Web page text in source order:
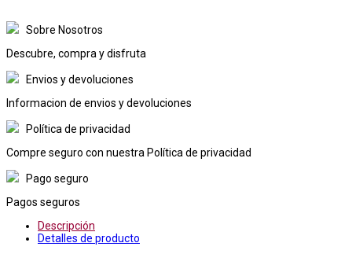
Sobre Nosotros
Descubre, compra y disfruta
Envios y devoluciones
Informacion de envios y devoluciones
Política de privacidad
Compre seguro con nuestra Política de privacidad
Pago seguro
Pagos seguros
Descripción
Detalles de producto